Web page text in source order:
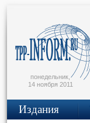
понедельник,
14 ноября 2011
Издания